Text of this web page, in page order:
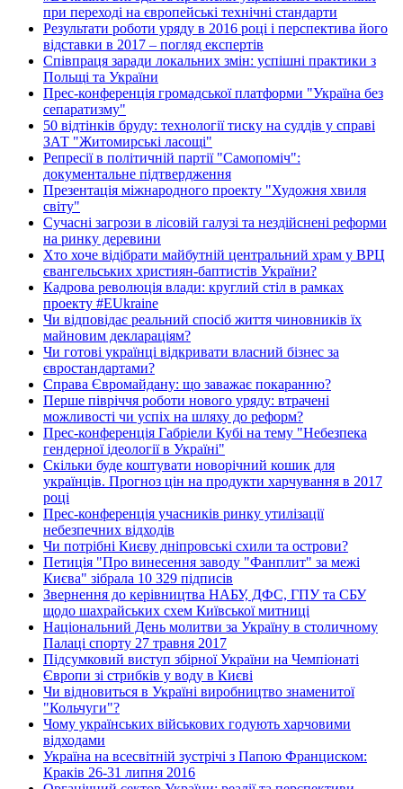
при переході на європейські технічні стандарти
Результати роботи уряду в 2016 році і перспектива його
відставки в 2017 – погляд експертів
Співпраця заради локальних змін: успішні практики з
Польщі та України
Прес-конференція громадської платформи "Україна без
сепаратизму"
50 відтінків бруду: технології тиску на суддів у справі
ЗАТ "Житомирські ласощі"
Репресії в політичній партії "Самопоміч":
документальне підтвердження
Презентація міжнародного проекту "Художня хвиля
світу"
Сучасні загрози в лісовій галузі та нездійснені реформи
на ринку деревини
Хто хоче відібрати майбутній центральний храм у ВРЦ
євангельських християн-баптистів України?
Кадрова революція влади: круглий стіл в рамках
проекту #EUkraine
Чи відповідає реальний спосіб життя чиновників їх
майновим деклараціям?
Чи готові українці відкривати власний бізнес за
євростандартами?
Справа Євромайдану: що заважає покаранню?
Перше півріччя роботи нового уряду: втрачені
можливості чи успіх на шляху до реформ?
Прес-конференція Габріели Кубі на тему "Небезпека
гендерної ідеології в Україні"
Скільки буде коштувати новорічний кошик для
українців. Прогноз цін на продукти харчування в 2017
році
Прес-конференція учасників ринку утилізації
небезпечних відходів
Чи потрібні Києву дніпровські схили та острови?
Петиція "Про винесення заводу "Фанплит" за межі
Києва" зібрала 10 329 підписів
Звернення до керівництва НАБУ, ДФС, ГПУ та СБУ
щодо шахрайських схем Київської митниці
Національний День молитви за Україну в столичному
Палаці спорту 27 травня 2017
Підсумковий виступ збірної України на Чемпіонаті
Європи зі стрибків у воду в Києві
Чи відновиться в Україні виробництво знаменитої
"Кольчуги"?
Чому українських військових годують харчовими
відходами
Україна на всесвітній зустрічі з Папою Франциском:
Краків 26-31 липня 2016